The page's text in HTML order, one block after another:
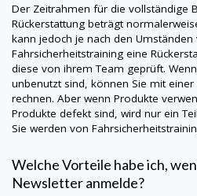
Der Zeitrahmen für die vollständige
Rückerstattung beträgt
kann jedoch je nach den
Fahrsicherheitstraining eine
diese von ihrem Team geprüft.
unbenutzt sind, können Sie mit
rechnen. Aber wenn Produkte
Produkte defekt sind, wird nur ein
Sie werden von
Welche Vorteile habe ich,
Newsletter anmelde?